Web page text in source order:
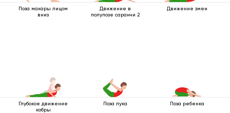
Поза макары лицом
вниз
Движение в
полупозе саранчи 2
Движение змеи
Глубокое движение
кобры
Поза лука Поза ребенка